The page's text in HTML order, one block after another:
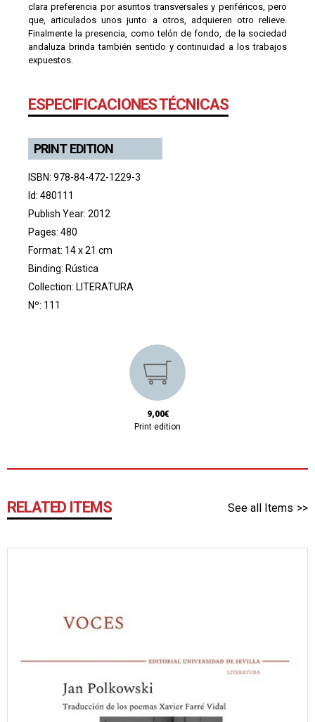
clara preferencia por asuntos transversales y periféricos, pero
que, articulados unos junto a otros, adquieren otro relieve.
Finalmente la presencia, como telón de fondo, de la sociedad
andaluza brinda también sentido y continuidad a los trabajos
expuestos.
ESPECIFICACIONES TÉCNICAS
PRINT EDITION
ISBN: 978-84-472-1229-3
Id: 480111
Publish Year: 2012
Pages: 480
Format: 14 x 21 cm
Binding: Rústica
Collection: LITERATURA
Nº: 111
9,00€
Print edition
RELATED ITEMS See all Items